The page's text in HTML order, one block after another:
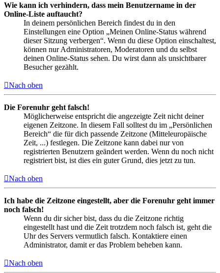
Wie kann ich verhindern, dass mein Benutzername in der
Online-Liste auftaucht?
In deinem persönlichen Bereich findest du in den
Einstellungen eine Option „Meinen Online-Status während
dieser Sitzung verbergen“. Wenn du diese Option einschaltest,
können nur Administratoren, Moderatoren und du selbst
deinen Online-Status sehen. Du wirst dann als unsichtbarer
Besucher gezählt.
Nach oben
Die Forenuhr geht falsch!
Möglicherweise entspricht die angezeigte Zeit nicht deiner
eigenen Zeitzone. In diesem Fall solltest du im „Persönlichen
Bereich“ die für dich passende Zeitzone (Mitteleuropäische
Zeit, ...) festlegen. Die Zeitzone kann dabei nur von
registrierten Benutzern geändert werden. Wenn du noch nicht
registriert bist, ist dies ein guter Grund, dies jetzt zu tun.
Nach oben
Ich habe die Zeitzone eingestellt, aber die Forenuhr geht immer
noch falsch!
Wenn du dir sicher bist, dass du die Zeitzone richtig
eingestellt hast und die Zeit trotzdem noch falsch ist, geht die
Uhr des Servers vermutlich falsch. Kontaktiere einen
Administrator, damit er das Problem beheben kann.
Nach oben